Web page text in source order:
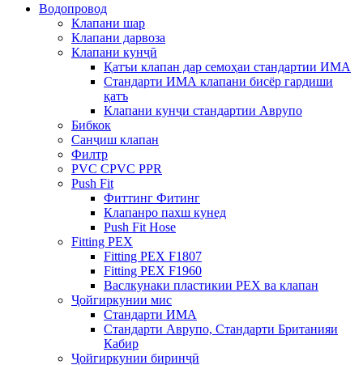
Водопровод
Клапани шар
Клапани дарвоза
Клапани кунҷӣ
Қатъи клапан дар семоҳаи стандартии ИМА
Стандарти ИМА клапани бисёр гардиши
қатъ
Клапани кунҷи стандартии Аврупо
Бибкок
Санҷиш клапан
Филтр
PVC CPVC PPR
Push Fit
Фиттинг Фитинг
Клапанро пахш кунед
Push Fit Hose
Fitting PEX
Fitting PEX F1807
Fitting PEX F1960
Васлкунаки пластикии PEX ва клапан
Ҷойгиркунии мис
Стандарти ИМА
Стандарти Аврупо, Стандарти Британияи
Кабир
Ҷойгиркунии биринҷӣ